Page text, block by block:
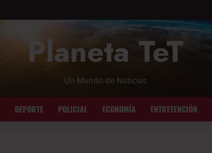
Planeta TeT
Un Mundo de Noticias
DEPORTE POLICIAL ECONOMÍA ENTRETENCIÓN